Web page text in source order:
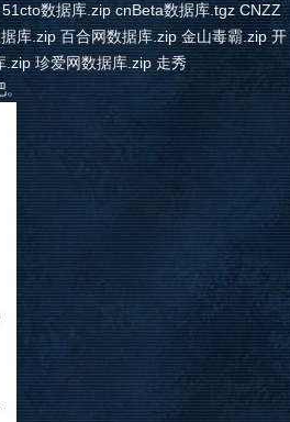
数据库.zip cnBeta数据库.tgz CNZZ
库.zip 百合网数据库.zip 金山毒霸.zip 开
珍爱网数据库.zip 走秀